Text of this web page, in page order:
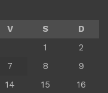
V S
D
1
2
7 8
9
14 15
16